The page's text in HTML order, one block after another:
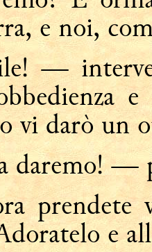
e noi,
—
vi darò un
—
prendete
e